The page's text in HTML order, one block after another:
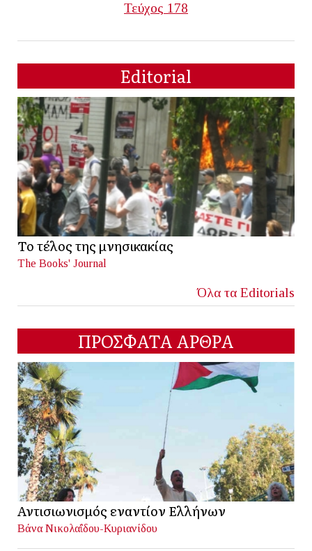
Τεύχος 178
Editorial
Το τέλος της μνησικακίας
The Books' Journal
Όλα τα Editorials
ΠΡΟΣΦΑΤΑ ΑΡΘΡΑ
Αντισιωνισμός εναντίον Ελλήνων
Βάνα Νικολαΐδου-Κυριανίδου